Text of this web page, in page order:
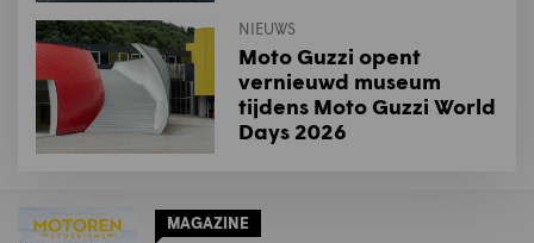
NIEUWS
Moto Guzzi opent
vernieuwd museum
tijdens Moto Guzzi World
Days 2026
MAGAZINE